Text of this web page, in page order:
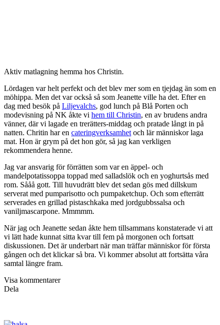
Aktiv matlagning hemma hos Christin.
Lördagen var helt perfekt och det blev mer som en tjejdag än som en
möhippa. Men det var också så som Jeanette ville ha det. Efter en
dag med besök på Liljevalchs, god lunch på Blå Porten och
modevisning på NK åkte vi hem till Christin, en av brudens andra
vänner, där vi lagade en trerätters-middag och pratade långt in på
natten. Chritin har en cateringverksamhet och lär människor laga
mat. Hon är grym på det hon gör, så jag kan verkligen
rekommendera henne.
Jag var ansvarig för förrätten som var en äppel- och
mandelpotatissoppa toppad med salladslök och en yoghurtsås med
rom. Sååå gott. Till huvudrätt blev det sedan gös med dillskum
serverat med pumparisotto och pumpaketchup. Och som efterrätt
serverades en grillad pistaschkaka med jordgubbssalsa och
vaniljmascarpone. Mmmmm.
När jag och Jeanette sedan åkte hem tillsammans konstaterade vi att
vi lätt hade kunnat sitta kvar till fem på morgonen och fortsatt
diskussionen. Det är underbart när man träffar människor för första
gången och det klickar så bra. Vi kommer absolut att fortsätta våra
samtal längre fram.
Visa kommentarer
Dela